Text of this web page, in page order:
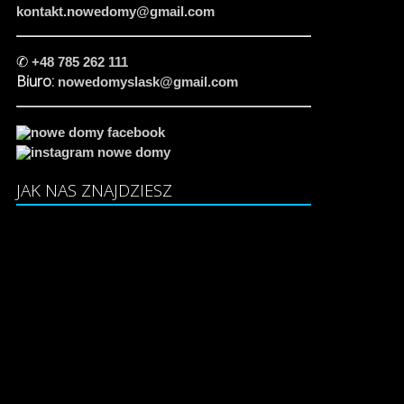
kontakt.nowedomy@gmail.com
✆ +48 785 262 111
Biuro: nowedomyslask@gmail.com
JAK NAS ZNAJDZIESZ